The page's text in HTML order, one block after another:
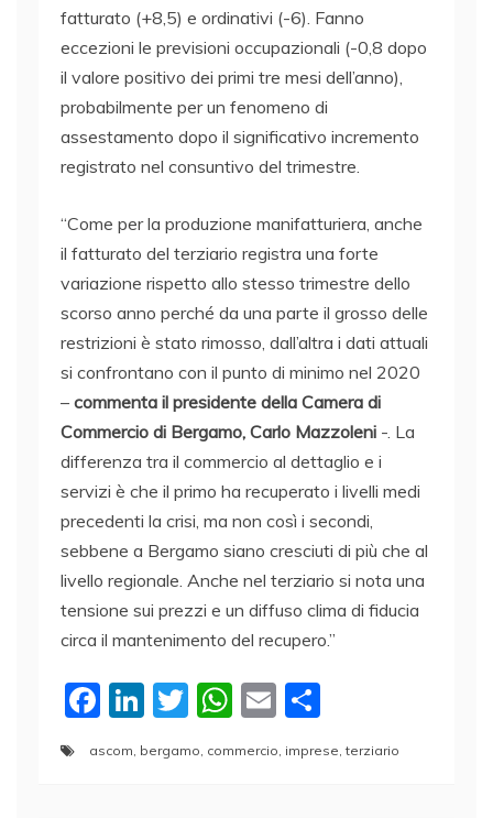
fatturato (+8,5) e ordinativi (-6). Fanno
eccezioni le previsioni occupazionali (-0,8 dopo
il valore positivo dei primi tre mesi dell’anno),
probabilmente per un fenomeno di
assestamento dopo il significativo incremento
registrato nel consuntivo del trimestre.
“Come per la produzione manifatturiera, anche
il fatturato del terziario registra una forte
variazione rispetto allo stesso trimestre dello
scorso anno perché da una parte il grosso delle
restrizioni è stato rimosso, dall’altra i dati attuali
si confrontano con il punto di minimo nel 2020
– commenta il presidente della Camera di
Commercio di Bergamo, Carlo Mazzoleni -. La
differenza tra il commercio al dettaglio e i
servizi è che il primo ha recuperato i livelli medi
precedenti la crisi, ma non così i secondi,
sebbene a Bergamo siano cresciuti di più che al
livello regionale. Anche nel terziario si nota una
tensione sui prezzi e un diffuso clima di fiducia
circa il mantenimento del recupero.”
F
c
Li
k
T
itt
W
at
E
m
ai n
ascom bergamo commercio imprese ,terziario